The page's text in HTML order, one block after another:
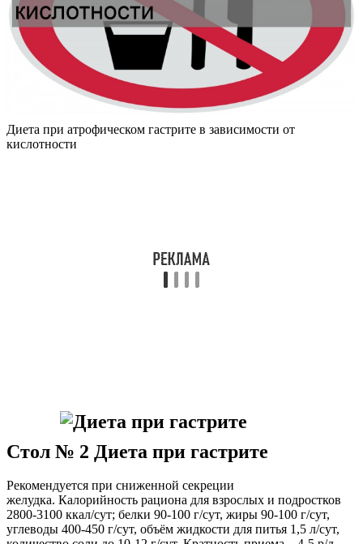
Диета при атрофическом гастрите в зависимости от
кислотности
Стол № 2 Диета при гастрите
Рекомендуется при сниженной секреции
желудка. Калорийность рациона для взрослых и подростков
2800-3100 ккал/сут; белки 90-100 г/сут, жиры 90-100 г/сут,
углеводы 400-450 г/сут, объём жидкости для питья 1,5 л/сут,